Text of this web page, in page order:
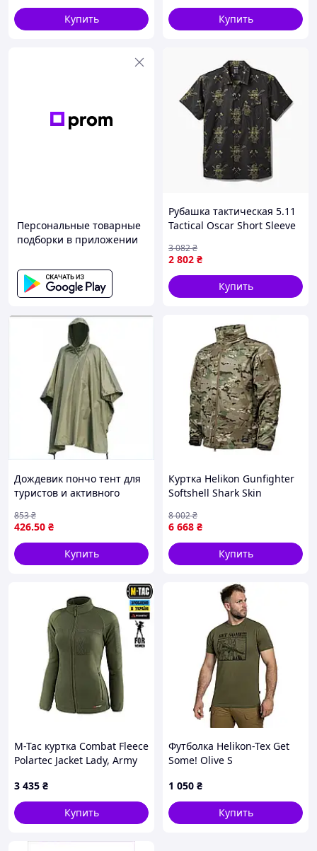
и помещается даже в небольшой карман или рюкзак.
Регулируемый капюшон, удобная посадка и
продуманная конструкция без лишних элементов.
📌 Основные характеристики:.
Материал:усиленный технический текстиль
тактический, регулируется по
объёму
Карманы:
1 внешний карман на молнии
Манжеты:
эластичные для плотной посадки
Низ куртки: резинка с регулятором
Цвет: Multicam — универсальный камуфляж
для города и полевых условий
🎯 Кому подойдёт
Купить
Купить
Персональные товарные
подборки в приложении
Рубашка тактическая 5.11
Tactical Oscar Short Sleeve
DK 7710-VO
2 802 ₴
3 082₴
Купить
Дождевик пончо тент для
туристов и активного
водонепроницаемый
легкий защитный плащ
426.50 ₴
853₴
Купить
Куртка Helikon Gunfighter
Softshell Shark Skin
Urban Line, 1052 г
6 668 ₴
8 002₴
Купить
M-Tac куртка Combat Fleece
Polartec Jacket Lady, Army
3 435 ₴
Купить
Футболка Helikon-Tex Get
Some! Olive S
1 050 ₴
Купить